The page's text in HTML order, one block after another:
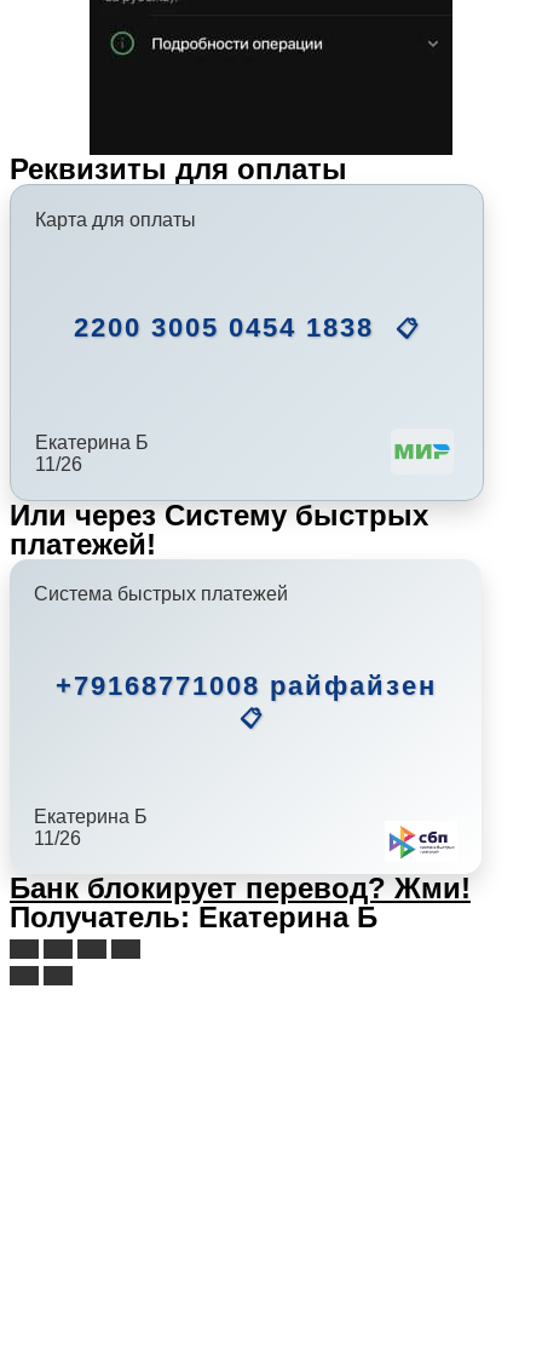
Реквизиты для оплаты
Карта для оплаты
2200 3005 0454 1838 📋
Екатерина Б
11/26
Или через Систему быстрых
платежей!
Система быстрых платежей
+79168771008 райфайзен
📋
Екатерина Б
11/26
Банк блокирует перевод? Жми!
Получатель: Екатерина Б